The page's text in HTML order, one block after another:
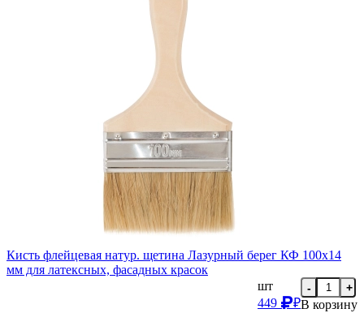
Кисть флейцевая натур. щетина Лазурный берег КФ 100х14
мм для латексных, фасадных красок
шт
449
₽
- +
В корзину